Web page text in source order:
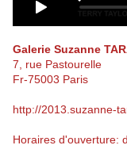
Galerie Suzanne
7, rue Pastourelle
Fr-75003 Paris
http://2013.suzanne-
Horaires d'ouverture: